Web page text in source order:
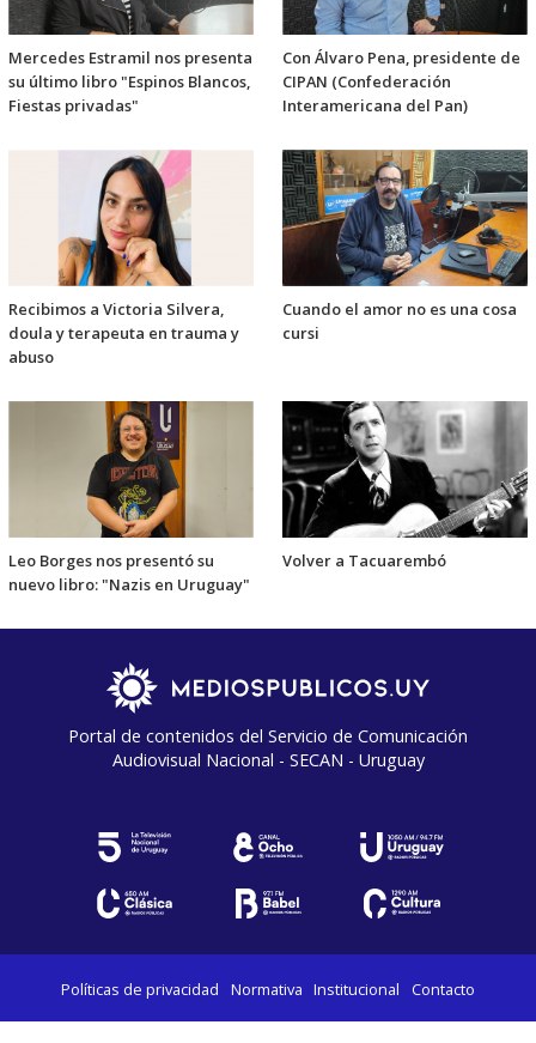
Mercedes Estramil nos presenta
su último libro "Espinos Blancos,
Fiestas privadas"
Con Álvaro Pena, presidente de
CIPAN (Confederación
Interamericana del Pan)
Recibimos a Victoria Silvera,
doula y terapeuta en trauma y
abuso
Cuando el amor no es una cosa
cursi
Leo Borges nos presentó su
nuevo libro: "Nazis en Uruguay"
Volver a Tacuarembó
Portal de contenidos del Servicio de Comunicación
Audiovisual Nacional - SECAN - Uruguay
Políticas de privacidad Normativa Institucional Contacto